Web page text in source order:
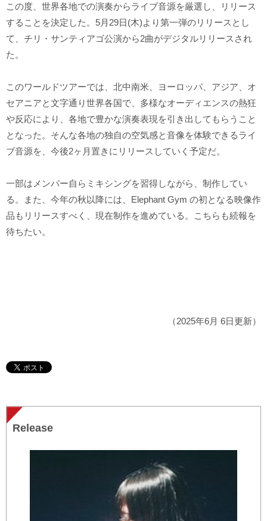
この度、世界各地での演奏からライブ音源を厳選し、リリース
することを決定した。5月29日(木)より第一弾のリリースとし
て、チリ・サンティアゴ公演から2曲がデジタルリリースされ
た。
このワールドツアーでは、北中南米、ヨーロッパ、アジア、オ
セアニアと文字通り世界各国で、多様なオーディエンスの熱狂
や反応により、各地で豊かな演奏表現を引き出してもらうこと
となった。そんな各地の独自の空気感と音像を体験できるライ
ブ音源を、今後2ヶ月置きにリリースしていく予定だ。
一部はメンバー自らミキシングを習得しながら、制作してい
る。また、今年の秋以降には、Elephant Gym の初となる映像作
品もリリースすべく、現在制作を進めている。こちらも続報を
待ちたい。
（2025年6月 6日更新）
Release